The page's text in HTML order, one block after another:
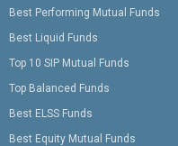
Best Performing Mutual Funds
Best Liquid Funds
Top 10 SIP Mutual Funds
Top Balanced Funds
Best ELSS Funds
Best Equity Mutual Funds